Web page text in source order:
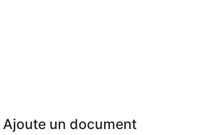
Ajoute un document